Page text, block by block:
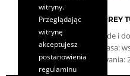
TASTE OF THE WILD PREY
młode i
rasa:
opakowania:
witryny.
Przeglądając
witrynę
akceptujesz
postanowienia
regulaminu